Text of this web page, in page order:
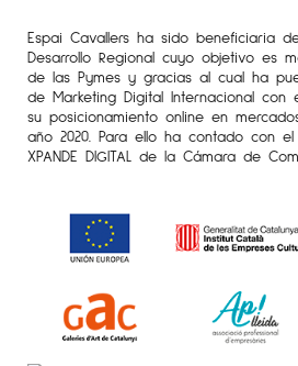
Espai Cavallers ha sido beneficiaria
Desarrollo Regional cuyo objetivo es
de las Pymes y gracias al cual ha
de Marketing Digital Internacional
su posicionamiento online en
año 2020. Para ello ha contado con
XPANDE DIGITAL de la Cámara de